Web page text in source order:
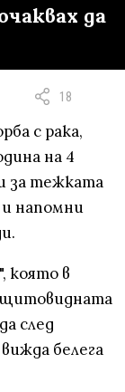
да
18
с рака,
на 4
за тежката
напомни
която в
щитовидната
след
белега